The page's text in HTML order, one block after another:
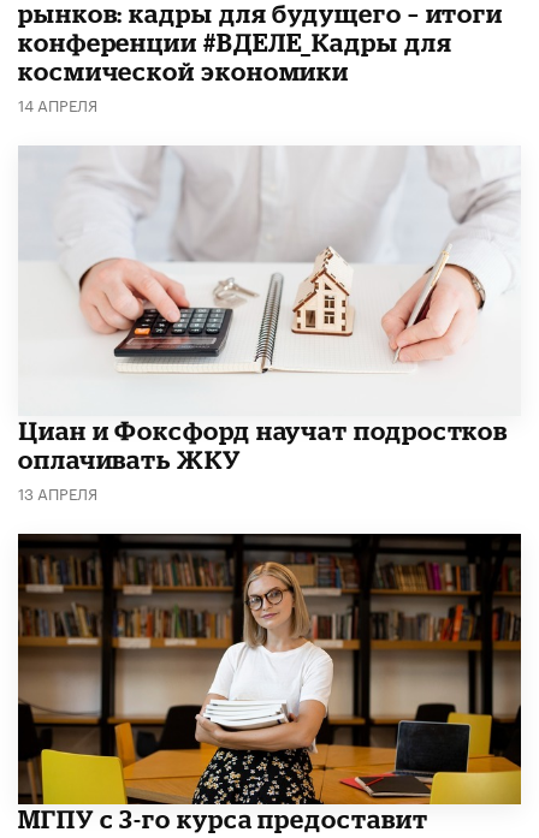
рынков: кадры для будущего – итоги
конференции #ВДЕЛЕ_Кадры для
космической экономики
14 АПРЕЛЯ
Циан и Фоксфорд научат подростков
оплачивать ЖКУ
13 АПРЕЛЯ
МГПУ с 3-го курса предоставит